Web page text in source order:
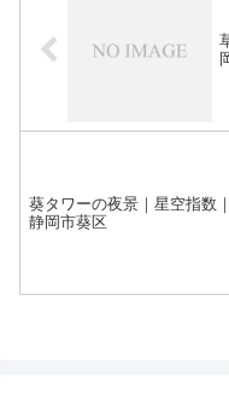
葵タワーの夜景｜星空指数
静岡市葵区